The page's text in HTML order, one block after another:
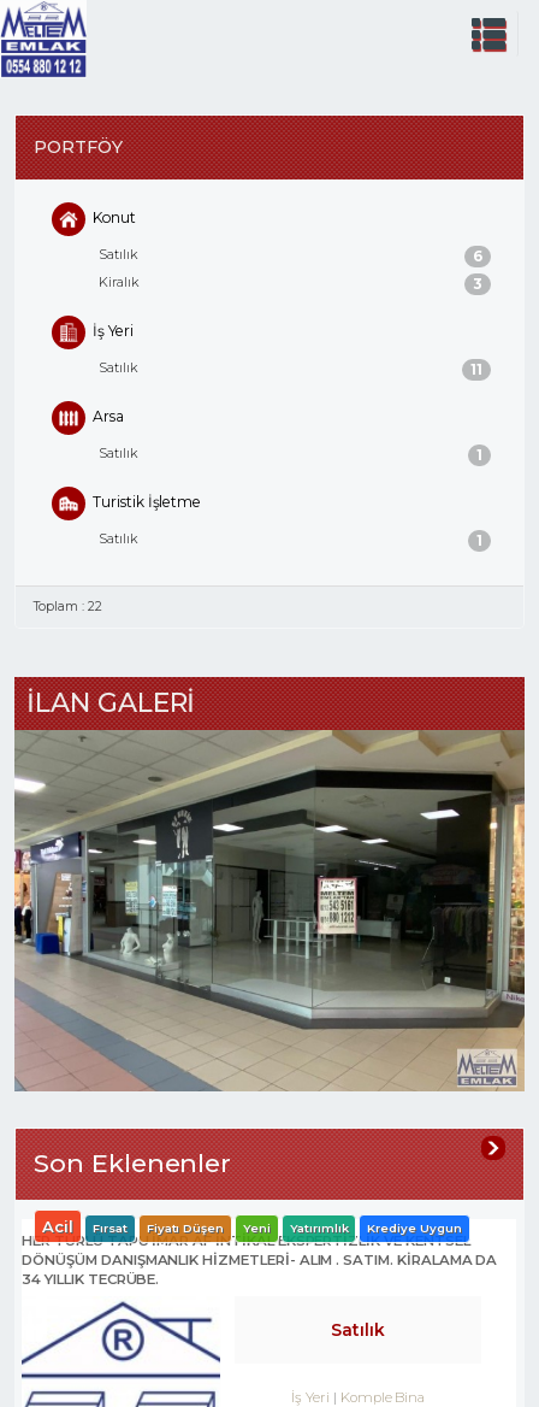
PORTFÖY
Konut
Satılık 6
Kiralık 3
İş Yeri
Satılık 11
Arsa
Satılık 1
Turistik İşletme
Satılık 1
Toplam : 22
İLAN GALERİ
Son Eklenenler
HER TÜRLÜ TAPU İMAR AF İNTİKAL EKSPERTİZLİK VE KENTSEL
DÖNÜŞÜM DANIŞMANLIK HİZMETLERİ- ALIM . SATIM. KİRALAMA DA
34 YILLIK TECRÜBE.
Acil Fırsat Fiyatı Düşen Yeni Yatırımlık Krediye Uygun
Satılık
İş Yeri Komple Bina